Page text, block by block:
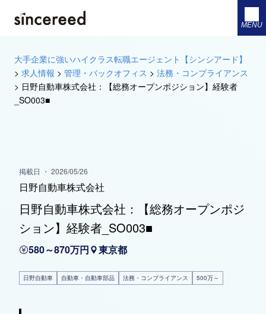
MENU
大手企業に強いハイクラス転職エージェント【シンシアード】
> 求人情報 > 管理・バックオフィス > 法務・コンプライアンス
> 日野自動車株式会社：【総務オープンポジション】経験者
_SO003■
掲載日 ・ 2026/05/26
日野自動車株式会社
日野自動車株式会社：【総務オープンポジ
ション】経験者_SO003■
580～870万円 東京都
日野自動車 自動車・自動車部品 法務・コンプライアンス 500万～